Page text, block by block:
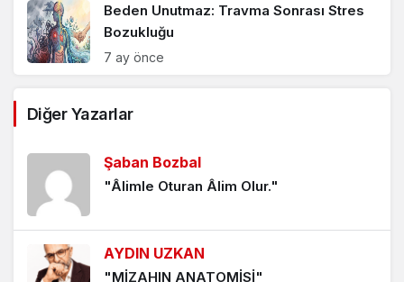
Beden Unutmaz: Travma Sonrası Stres
Bozukluğu
7 ay önce
Esneklik
10 ay önce
Diğer Yazarlar
Şaban Bozbal
"Âlimle Oturan Âlim Olur."
AYDIN UZKAN
"MİZAHIN ANATOMİSİ"